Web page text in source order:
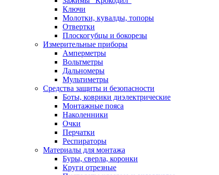
Ключи
Молотки, кувалды, топоры
Отвертки
Плоскогубцы и бокорезы
Измерительные приборы
Амперметры
Вольтметры
Дальномеры
Мультиметры
Средства защиты и безопасности
Боты, коврики диэлектрические
Монтажные пояса
Наколенники
Очки
Перчатки
Респираторы
Материалы для монтажа
Буры, сверла, коронки
Круги отрезные